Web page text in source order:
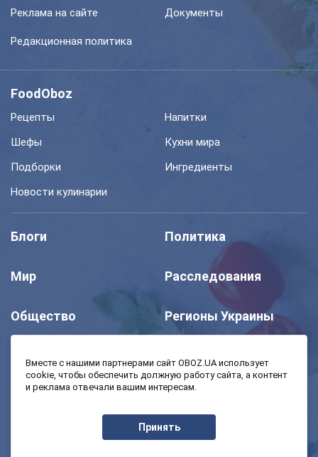
Реклама на сайте Документы
Редакционная политика
FoodOboz
Рецепты
Напитки
Шефы
Кухни мира
Подборки
Ингредиенты
Новости кулинарии
Блоги Политика
Мир Расследования
Общество Регионы Украины
Моя школа Авто
Экономика
Вместе с нашими партнерами сайт OBOZ.UA использует
cookie, чтобы обеспечить должную работу сайта, а контент
и реклама отвечали вашим интересам.
Принять